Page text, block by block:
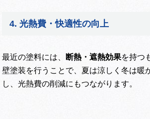
4. 光熱費・快適性の向上
最近の塗料には、 断熱・遮熱効果を持つ
壁塗装を行うことで、夏は涼しく冬は暖
し、光熱費の削減にもつながります。